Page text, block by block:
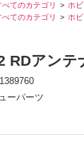
べてのカテゴリ ホ
べてのカテゴリ ホ
RDアンテ
ーパーツ